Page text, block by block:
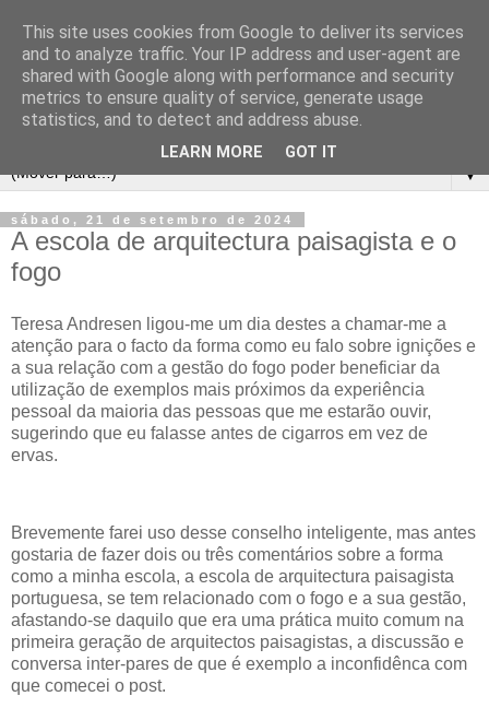
▼
sábado, 21 de setembro de 2024
A escola de arquitectura paisagista e o
fogo
Teresa Andresen ligou-me um dia destes a chamar-me a
atenção para o facto da forma como eu falo sobre ignições e
a sua relação com a gestão do fogo poder beneficiar da
utilização de exemplos mais próximos da experiência
pessoal da maioria das pessoas que me estarão ouvir,
sugerindo que eu falasse antes de cigarros em vez de
ervas.
Brevemente farei uso desse conselho inteligente, mas antes
gostaria de fazer dois ou três comentários sobre a forma
como a minha escola, a escola de arquitectura paisagista
portuguesa, se tem relacionado com o fogo e a sua gestão,
afastando-se daquilo que era uma prática muito comum na
primeira geração de arquitectos paisagistas, a discussão e
conversa inter-pares de que é exemplo a inconfidênca com
que comecei o post.
This site uses cookies from Google to deliver its services
and to analyze traffic. Your IP address and user-agent are
shared with Google along with performance and security
metrics to ensure quality of service, generate usage
statistics, and to detect and address abuse.
LEARN MORE GOT IT